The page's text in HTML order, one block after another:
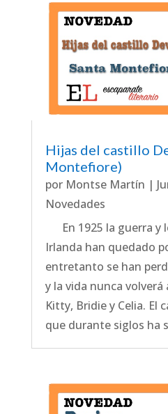
Hijas del castillo
Montefiore)
por Montse Martín |
Novedades
En 1925 la guerra y
Irlanda han quedado
entretanto se han
y la vida nunca volverá
Kitty, Bridie y Celia. El
que durante siglos ha